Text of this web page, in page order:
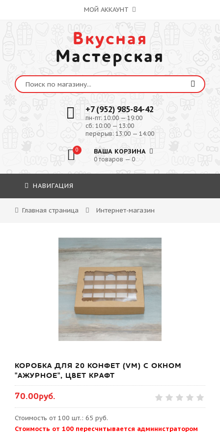
МОЙ АККАУНТ
Вкусная
Мастерская
+7 (952) 985-84-42
пн-пт: 10:00 — 19:00
сб: 10:00 — 13:00
перерыв: 13:00 — 14:00
0 ВАША КОРЗИНА
0 товаров — 0
НАВИГАЦИЯ
Главная страница Интернет-магазин
КОРОБКА ДЛЯ 20 КОНФЕТ (VM) С ОКНОМ
"АЖУРНОЕ", ЦВЕТ КРАФТ
70.00руб.
Стоимость от 100 шт.: 65 руб.
Стоимость от 100 пересчитывается администратором